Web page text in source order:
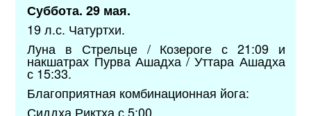
Суббота. 29 мая.
19 л.с. Чатуртхи.
Луна в Стрельце / Козероге с 21:09 и
накшатрах Пурва Ашадха / Уттара Ашадха
с 15:33.
Благоприятная комбинационная йога:
Сиддха Риктха с 5:00.